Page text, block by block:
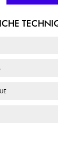
à votre
offrent une